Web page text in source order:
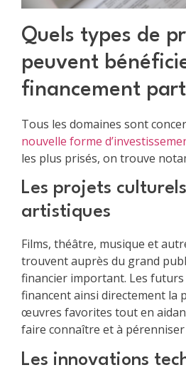
Quels types de
peuvent
financement
Tous les domaines sont
nouvelle forme
les plus prisés, on trouve
Les projets
artistiques
Films, théâtre, musique et
trouvent auprès du grand
financier important. Les
financent ainsi directement la
œuvres favorites tout en
faire connaître et à
Les innovations